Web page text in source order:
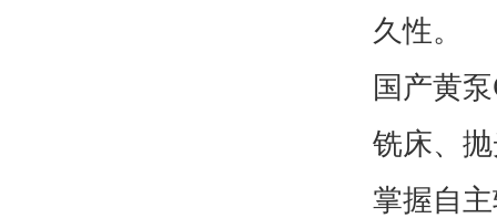
久性。
国产黄
铣床、
掌握自